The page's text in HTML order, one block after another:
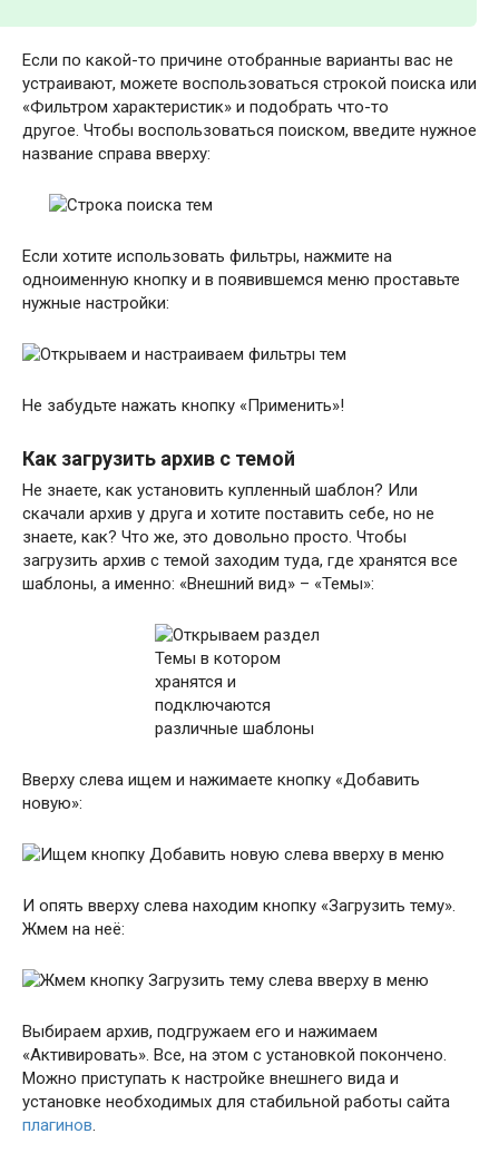
Если по какой-то причине отобранные варианты вас не
устраивают, можете воспользоваться строкой поиска или
«Фильтром характеристик» и подобрать что-то
другое. Чтобы воспользоваться поиском, введите нужное
название справа вверху:
Если хотите использовать фильтры, нажмите на
одноименную кнопку и в появившемся меню проставьте
нужные настройки:
Не забудьте нажать кнопку «Применить»!
Как загрузить архив с темой
Не знаете, как установить купленный шаблон? Или
скачали архив у друга и хотите поставить себе, но не
знаете, как? Что же, это довольно просто. Чтобы
загрузить архив с темой заходим туда, где хранятся все
шаблоны, а именно: «Внешний вид» – «Темы»:
Вверху слева ищем и нажимаете кнопку «Добавить
новую»:
И опять вверху слева находим кнопку «Загрузить тему».
Жмем на неё:
Выбираем архив, подгружаем его и нажимаем
«Активировать». Все, на этом с установкой покончено.
Можно приступать к настройке внешнего вида и
установке необходимых для стабильной работы сайта
плагинов.